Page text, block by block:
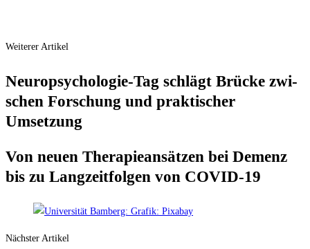
Weiterer Artikel
Neu­ro­psy­cho­lo­gie-Tag schlägt Brü­cke zwi­
schen For­schung und prak­ti­scher
Umsetzung
Von neu­en The­ra­pie­an­sät­zen bei Demenz
bis zu Lang­zeit­fol­gen von COVID-19
Nächster Artikel